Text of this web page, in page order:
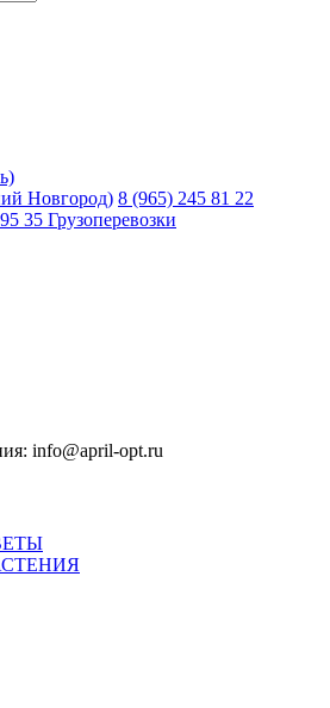
Новгород) 8 (965) 245 81 22
35 Грузоперевозки
info@april-opt.ru